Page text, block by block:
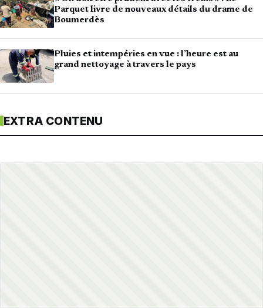
Parquet livre de nouveaux détails du drame de
Boumerdès
Pluies et intempéries en vue : l’heure est au
grand nettoyage à travers le pays
EXTRA CONTENU